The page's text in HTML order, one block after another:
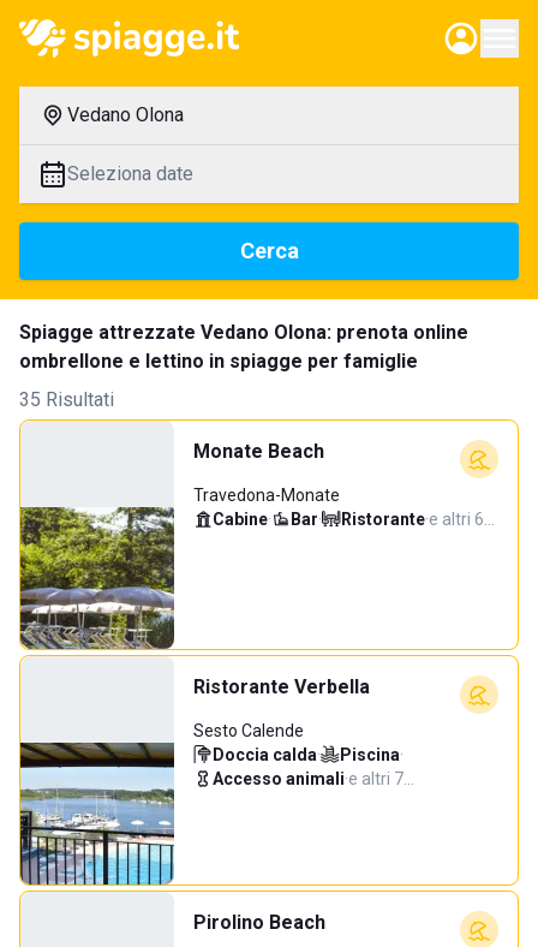
Vedano Olona
Seleziona date
Cerca
Spiagge attrezzate Vedano Olona: prenota online
ombrellone e lettino in spiagge per famiglie
35 Risultati
Monate Beach
Travedona-Monate
Cabine· Bar· Ristorante·e altri 6…
Ristorante Verbella
Sesto Calende
Doccia calda· Piscina·
Accesso animali·e altri 7…
Pirolino Beach